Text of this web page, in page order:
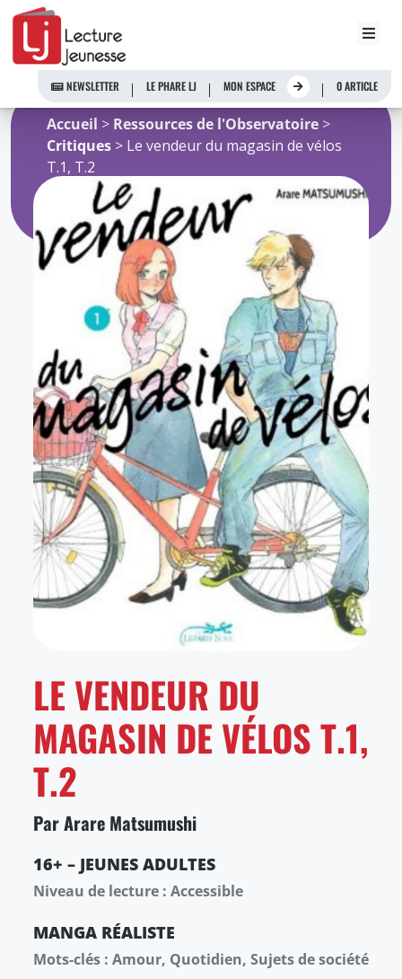
Aller
contenu
NEWSLETTER LE PHARE LJ MON ESPACE 0 ARTICLE
Accueil > Ressources de l'Observatoire >
Critiques > Le vendeur du magasin de vélos
T.1, T.2
LE VENDEUR DU
MAGASIN DE VÉLOS T.1,
T.2
Par Arare Matsumushi
16+ – JEUNES ADULTES
Niveau de lecture : Accessible
MANGA RÉALISTE
Mots-clés : Amour, Quotidien, Sujets de société